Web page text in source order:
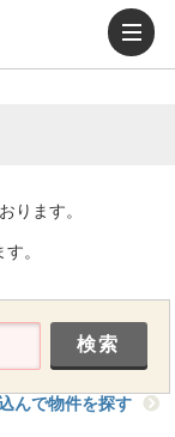
ります。
。
んで物件を探す